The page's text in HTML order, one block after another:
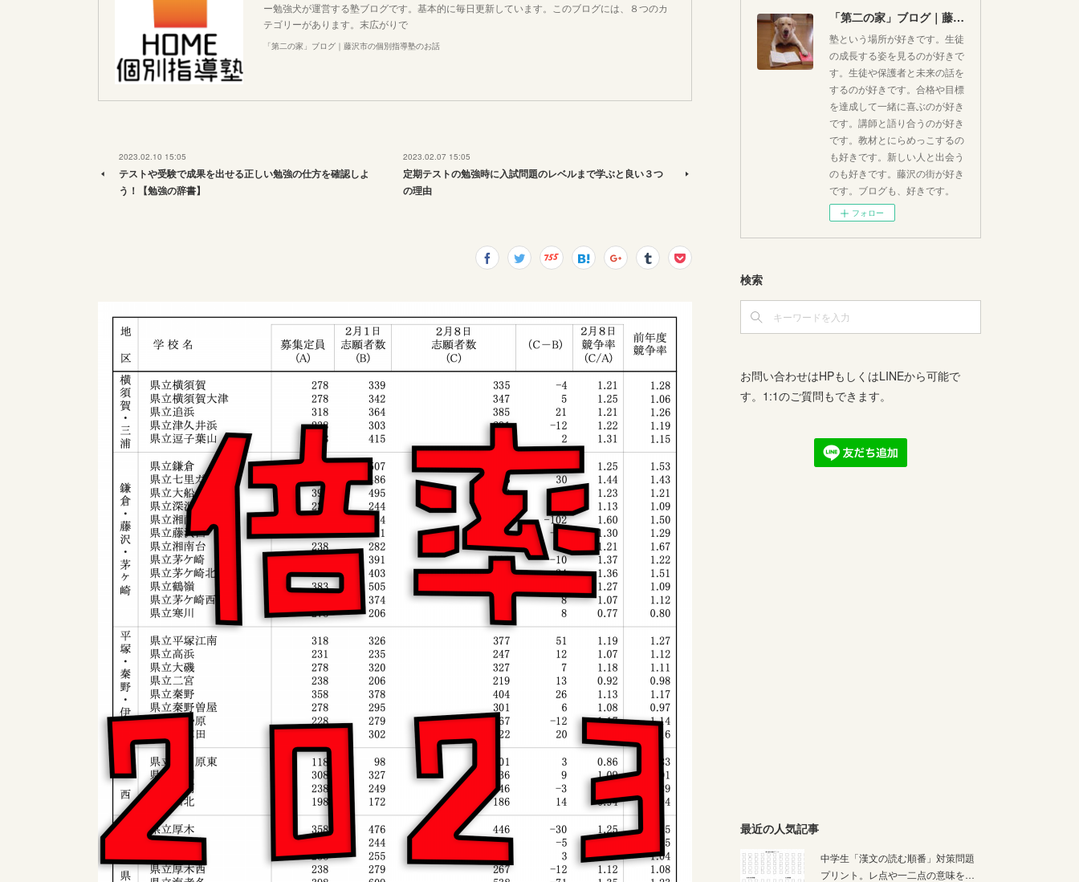
ー勉強犬が運営する塾ブログです。基本的に毎日更新しています。このブログには、８つのカ
テゴリーがあります。末広がりで
「第二の家」ブログ｜藤沢市の個別指導塾のお話
2023.02.10 15:05
テストや受験で成果を出せる正しい勉強の仕方を確認しよ
う！【勉強の辞書】
2023.02.07 15:05
定期テストの勉強時に入試問題のレベルまで学ぶと良い３つ
の理由
「第二の家」ブログ｜藤沢市の個別指導塾のお話
塾という場所が好きです。生徒
の成長する姿を見るのが好きで
す。生徒や保護者と未来の話を
するのが好きです。合格や目標
を達成して一緒に喜ぶのが好き
です。講師と語り合うのが好き
です。教材とにらめっこするの
も好きです。新しい人と出会う
のも好きです。藤沢の街が好き
です。ブログも、好きです。
フォロー
検索
お問い合わせはHPもしくはLINEから可能で
す。1:1のご質問もできます。
最近の人気記事
中学生「漢文の読む順番」対策問題
プリント。レ点や一二点の意味を…